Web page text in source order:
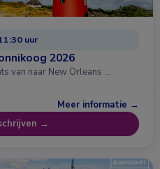
uur
2026
van naar New Orleans …
Meer informatie →
→